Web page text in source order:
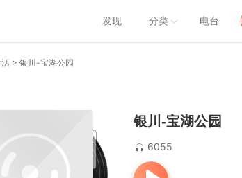
发现 分类 电台
> 银川-宝湖公园
银川-宝湖公园
6055